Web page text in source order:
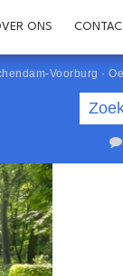
ONS
Voorburg ·